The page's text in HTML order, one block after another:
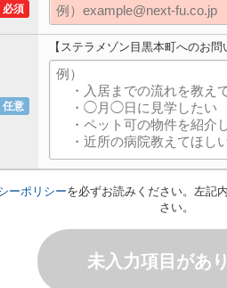
必須
任意
【ステラメゾン目黒本町へのお問
ーポリシーを必ずお読みください。左記
さい。
未入力項目があ